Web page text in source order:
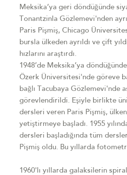
Meksika’ya geri döndüğünde
Tonantzinla Gözlemevi'nden
Paris Pişmiş, Chicago
bursla ülkeden ayrıldı ve çift
hızlarını araştırdı.
1948’de Meksika’ya
Özerk Üniversitesi'nde göreve
bağlı Tacubaya Gözlemevi'nde
görevlendirildi. Eşiyle birlikte
dersleri veren Paris Pişmiş,
yetiştirmeye başladı. 1955
dersleri başladığında tüm
Pişmiş oldu. Bu yıllarda
1960'lı yıllarda galaksilerin spiral